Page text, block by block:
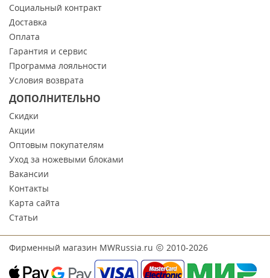
Социальный контракт
Доставка
Оплата
Гарантия и сервис
Программа лояльности
Условия возврата
ДОПОЛНИТЕЛЬНО
Скидки
Акции
Оптовым покупателям
Уход за ножевыми блоками
Вакансии
Контакты
Карта сайта
Статьи
Фирменный магазин MWRussia.ru 2010-2026